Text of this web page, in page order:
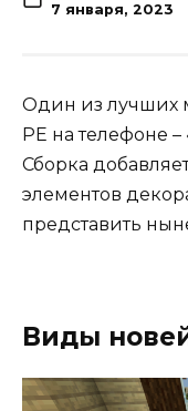
7 января, 2023
Один из лучших
PE на телефоне –
Сборка
элементов
представить
Виды